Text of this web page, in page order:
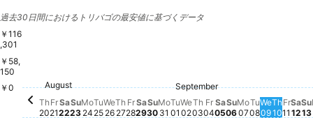
過去30日間におけるトリバゴの最安値に基づくデータ
￥116
,301
￥58,
150
￥0
Thursday, August 20
￥61,338
August
Th
20
Friday, August 21
￥61,522
Fr
21
Saturday, August 22
￥72,236
Sa
22
Sunday, August 23
￥64,909
Su
23
Monday, August 24
￥62,851
Mo
24
Tuesday, August 25
￥59,627
Tu
25
Wednesday, August 26
￥63,010
We
26
Thursday, August 27
￥56,780
Th
27
Friday, August 28
￥56,415
Fr
28
Saturday, August 29
￥60,914
Sa
29
Sunday, August 30
￥44,685
Su
30
Monday, August 31
￥42,339
Mo
31
Tuesday, September 01
￥54,616
September
Tu
01
Wednesday,
￥51,622
We
02
Thursday,
￥46,294
Th
03
Friday, September
￥49,789
Fr
04
Saturday,
￥57,974
Sa
05
Sunday,
￥48,542
Su
06
Monday,
￥43,789
Mo
07
Tuesday,
￥48,722
Tu
08
￥46,361
We
09
￥
Th
10
￥
Fr
11
￥
Sa
12
Su
13